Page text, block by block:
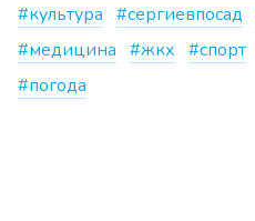
#культура #сергиевпосад
#медицина #жкх #спорт
#погода